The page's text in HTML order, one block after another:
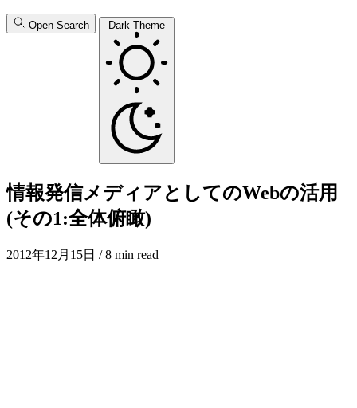
Open Search Dark Theme
情報発信メディアとしてのWebの活用
(その1:全体俯瞰)
2012年12月15日 / 8 min read